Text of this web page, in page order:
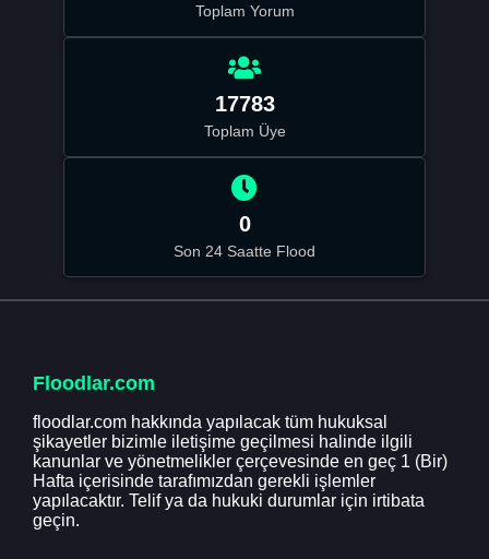
Toplam Yorum
17783
Toplam Üye
0
Son 24 Saatte Flood
Floodlar.com
floodlar.com hakkında yapılacak tüm hukuksal
şikayetler bizimle iletişime geçilmesi halinde ilgili
kanunlar ve yönetmelikler çerçevesinde en geç 1 (Bir)
Hafta içerisinde tarafımızdan gerekli işlemler
yapılacaktır. Telif ya da hukuki durumlar için irtibata
geçin.